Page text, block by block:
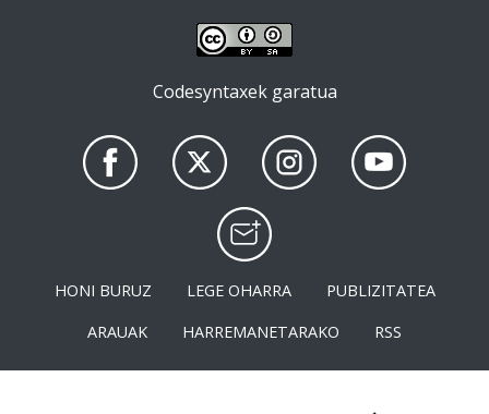
Codesyntaxek garatua
HONI BURUZ LEGE OHARRA
PUBLIZITATEA
ARAUAK
HARREMANETARAKO RSS